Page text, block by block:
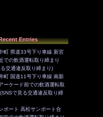
Entries
町 県道33号下り車線 新宮
での飲酒運転取り締まり
交通違反取り締まり)
町 国道11号下り車線 南新
ーケード前での飲酒運転取
で見る交通違反取り締
ポート 高松サンポート合